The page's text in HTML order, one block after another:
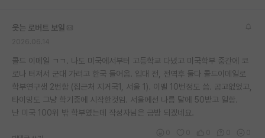
웃는 로버트 보일
콜드 이메일 ㄱㄱ. 나도 미국에서부터 고등학교 다녔고 미국학부 중간에 코
로나 터져서 군대 가려고 한국 들어옴. 입대 전, 전역후 둘다 콜드이메일로
학부연구생 2번함 (집근처 지거국1, 서울 1). 이멜 10번정도 씀. 공고없었고,
타이밍도 그냥 학기중에 시작한것임. 서울에선 나름 달에 50받고 일함.
난 미국 100위 밖 학부였는데 작성자님은 금방 되겠네요.